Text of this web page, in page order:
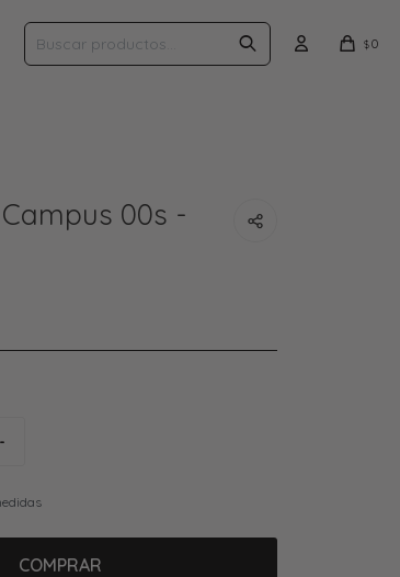
$0
00s -
COMPRAR